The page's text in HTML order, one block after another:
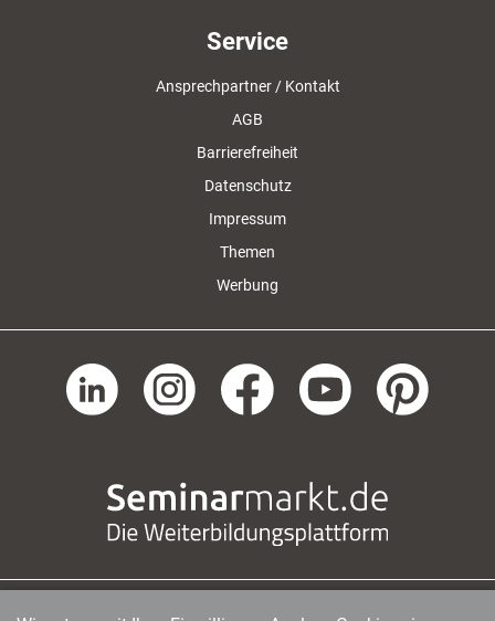
Service
Ansprechpartner / Kontakt
AGB
Barrierefreiheit
Datenschutz
Impressum
Themen
Werbung